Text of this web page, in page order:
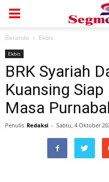
Beranda Ekbis
Ekbis
BRK Syariah
Kuansing
Masa
Penulis Redaksi - Sabtu, 4 Oktober